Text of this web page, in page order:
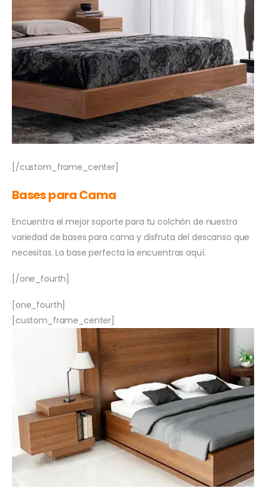
[/custom_frame_center]
Bases para Cama
Encuentra el mejor soporte para tu colchón de nuestra
variedad de bases para cama y disfruta del descanso que
necesitas. La base perfecta la encuentras aquí.
[/one_fourth]
[one_fourth]
[custom_frame_center]